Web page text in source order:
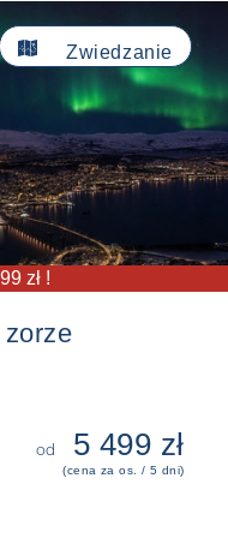
zł !
Zwiedzanie

od 5 499 zł
(cena za os. / 5 dni)